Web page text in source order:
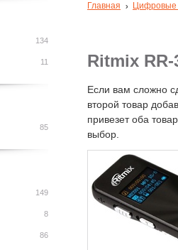
Ritmix
Если вам сложно
второй товар
привезет оба
выбор.
Главная Цифровые
134
11
85
149
8
86